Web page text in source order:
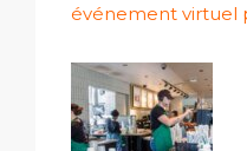
événement virtuel